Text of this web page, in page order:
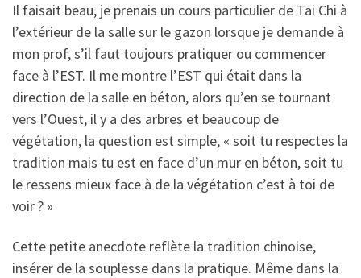
Il faisait beau, je prenais un cours particulier de Tai Chi à
l’extérieur de la salle sur le gazon lorsque je demande à
mon prof, s’il faut toujours pratiquer ou commencer
face à l’EST. Il me montre l’EST qui était dans la
direction de la salle en béton, alors qu’en se tournant
vers l’Ouest, il y a des arbres et beaucoup de
végétation, la question est simple, « soit tu respectes la
tradition mais tu est en face d’un mur en béton, soit tu
le ressens mieux face à de la végétation c’est à toi de
voir ? »
Cette petite anecdote reflète la tradition chinoise,
insérer de la souplesse dans la pratique. Même dans la